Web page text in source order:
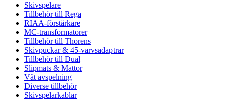
Skivspelare
Tillbehör till Rega
RIAA-förstärkare
MC-transformatorer
Tillbehör till Thorens
Skivpuckar & 45-varvsadaptrar
Tillbehör till Dual
Slipmats & Mattor
Våt avspelning
Diverse tillbehör
Skivspelarkablar